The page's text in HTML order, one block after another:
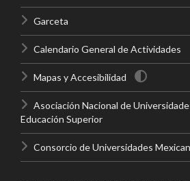
Garceta
Calendario General de Actividades
Mapas y Accesibilidad
Asociación Nacional de
Educación Superior
Consorcio de Universidades